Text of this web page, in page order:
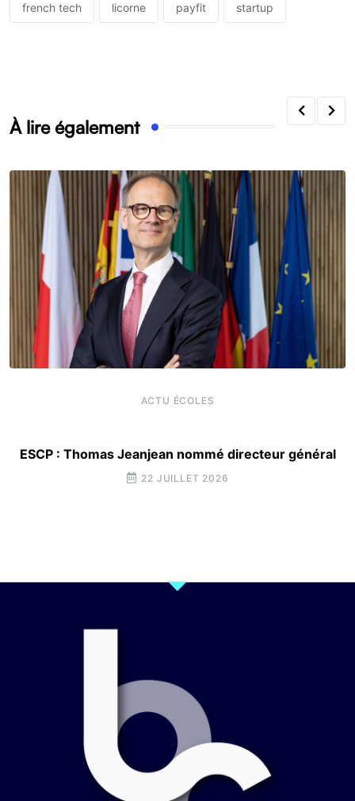
french tech licorne payfit startup
À lire également
ACTU ÉCOLES
ESCP : Thomas Jeanjean nommé directeur général
22 JUILLET 2026